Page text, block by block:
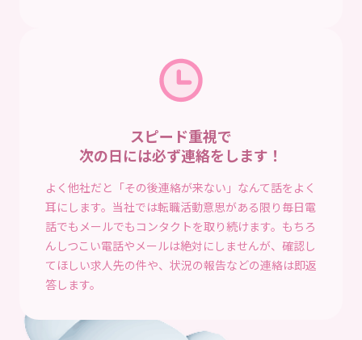
スピード重視で
次の日には必ず連絡をします！
よく他社だと「その後連絡が来ない」なんて話をよく
耳にします。当社では転職活動意思がある限り毎日電
話でもメールでもコンタクトを取り続けます。もちろ
んしつこい電話やメールは絶対にしませんが、確認し
てほしい求人先の件や、状況の報告などの連絡は即返
答します。